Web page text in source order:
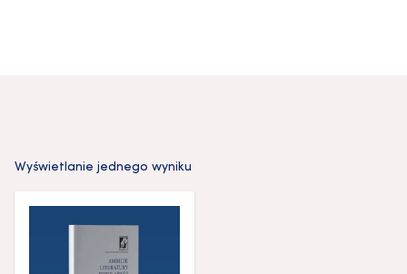
Wyświetlanie jednego wyniku